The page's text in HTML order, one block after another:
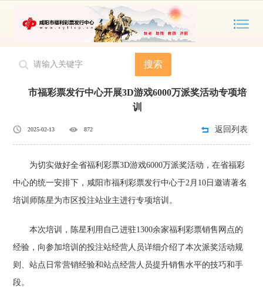
搜索
您的位置：主页> 咸阳福彩资讯
市福彩票发行中心开展3D游戏6000万派奖活动专项培
训
2025-02-13 872 返回列表
为切实做好全省福利彩票3D游戏6000万派奖活动，在省福彩
中心的统一安排下，咸阳市福利彩票发行中心于2月10日邀请著名
培训师陈星为市区投注站业主进行专项培训。
本次培训，陈星利用自己进驻1300余家福利彩票销售网点的
经验，向参加培训的投注站经营人员详细介绍了本次派奖活动规
则、站点日常营销经验和站点经营人员提升销售水平的技巧和手
段。